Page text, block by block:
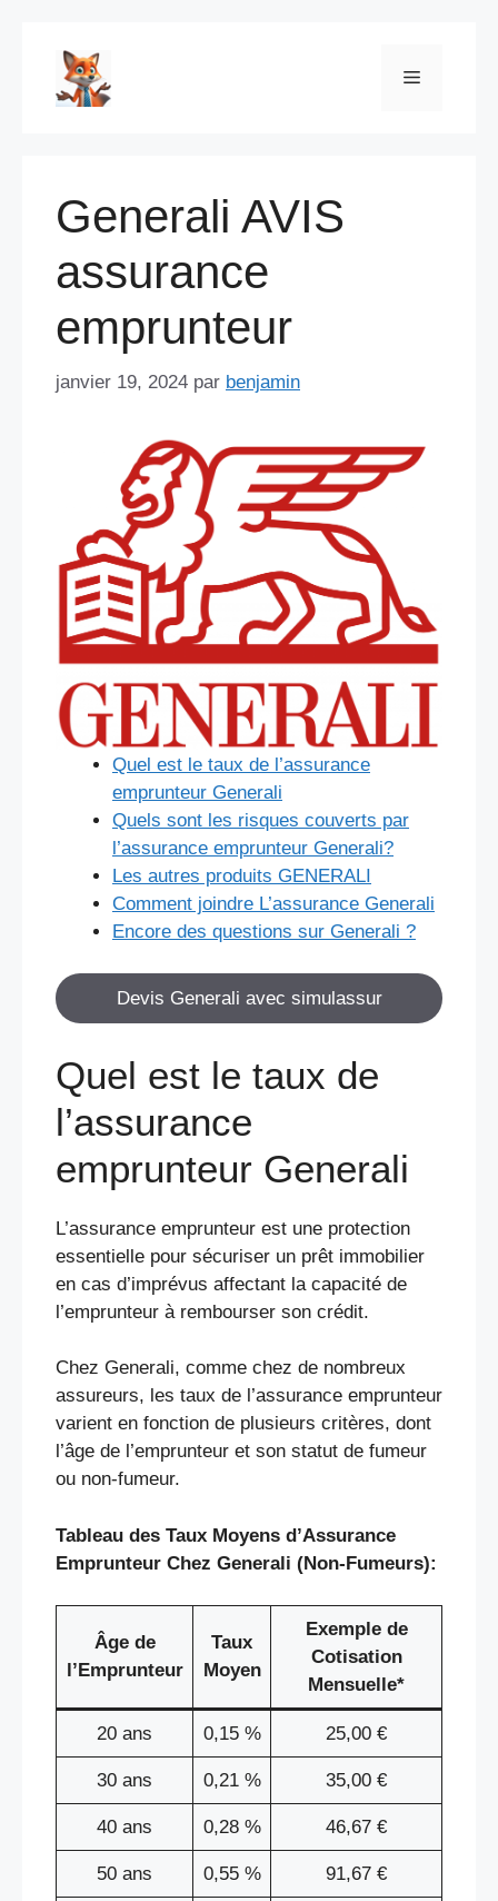
contenu
Menu
Generali AVIS
assurance
emprunteur
janvier 19, 2024 par benjamin
Quel est le taux de l’assurance
emprunteur Generali
Quels sont les risques couverts par
l’assurance emprunteur Generali?
Les autres produits GENERALI
Comment joindre L’assurance Generali
Encore des questions sur Generali ?
Devis Generali avec simulassur
Quel est le taux de
l’assurance
emprunteur Generali
L’assurance emprunteur est une protection
essentielle pour sécuriser un prêt immobilier
en cas d’imprévus affectant la capacité de
l’emprunteur à rembourser son crédit.
Chez Generali, comme chez de nombreux
assureurs, les taux de l’assurance emprunteur
varient en fonction de plusieurs critères, dont
l’âge de l’emprunteur et son statut de fumeur
ou non-fumeur.
Tableau des Taux Moyens d’Assurance
Emprunteur Chez Generali (Non-Fumeurs):
Âge de
l’Emprunteur
Taux
Moyen
Exemple de
Cotisation
Mensuelle*
20 ans 0,15 % 25,00 €
30 ans 0,21 % 35,00 €
40 ans 0,28 % 46,67 €
50 ans 0,55 % 91,67 €